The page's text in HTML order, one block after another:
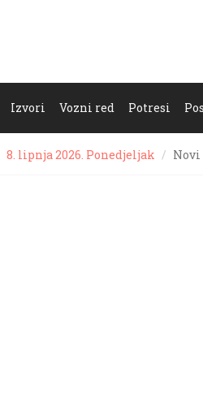
Izvori Vozni red Potresi
8. lipnja 2026. Ponedjeljak Novi